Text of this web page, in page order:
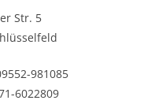
Str. 5
981085
6022809